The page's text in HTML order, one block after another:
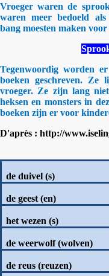
Vroeger waren de
waren meer bedoeld
bang moesten maken
Tegenwoordig worden
boeken geschreven.
vroeger. Ze zijn lang
heksen en monsters in
boeken zijn er voor
D'après : http://
de duivel (s)
de geest (en)
het wezen (s)
de weerwolf (wolven)
de reus (reuzen)